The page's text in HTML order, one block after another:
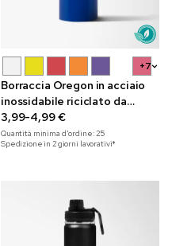
+7
Borraccia Oregon in acciaio
inossidabile riciclato da
400 ml
3,99-4,99 €
Quantità minima d'ordine:25
Spedizione in 2 giorni lavorativi*